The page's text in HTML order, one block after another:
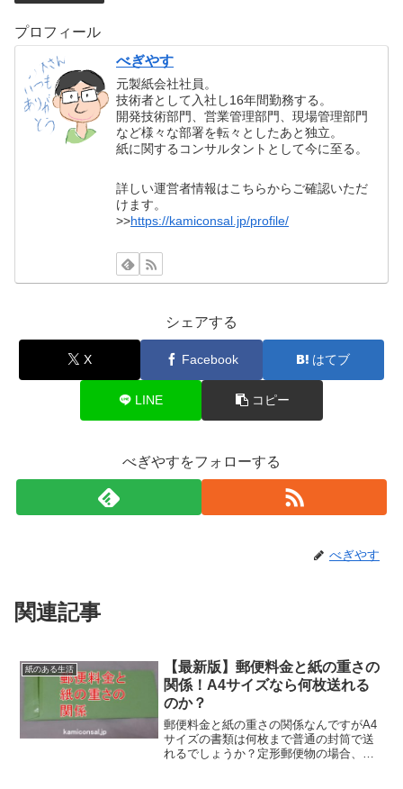
プロフィール
べぎやす
元製紙会社社員。
技術者として入社し16年間勤務する。
開発技術部門、営業管理部門、現場管理部門
など様々な部署を転々としたあと独立。
紙に関するコンサルタントとして今に至る。
詳しい運営者情報はこちらからご確認いただ
けます。
>>https://kamiconsal.jp/profile/
シェアする
X Facebook はてブ
LINE コピー
べぎやすをフォローする
べぎやす
関連記事
紙のある生活
【最新版】郵便料金と紙の重さの
関係！A4サイズなら何枚送れる
のか？
郵便料金と紙の重さの関係なんですがA4
サイズの書類は何枚まで普通の封筒で送
れるでしょうか？定形郵便物の場合、最